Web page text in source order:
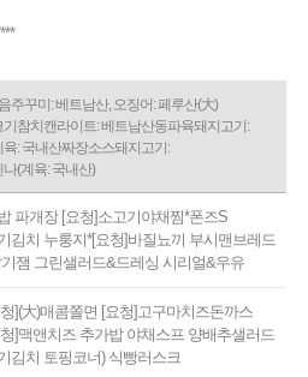
주꾸미: 베트남산, 오징어: 페루산(大)
참치캔라이트: 베트남산동파육돼지고기:
: 국내산짜장소스돼지고기:
(계육: 국내산)
파개장 [요청]소고기야채찜*폰즈S
김치 누룽지*[요청]바질뇨끼 부시맨브레드
잼 그린샐러드&드레싱 시리얼&우유
](大)매콤쫄면 [요청]고구마치즈돈까스
]맥앤치즈 추가밥 야채스프 양배추샐러드
김치 토핑코너) 식빵러스크